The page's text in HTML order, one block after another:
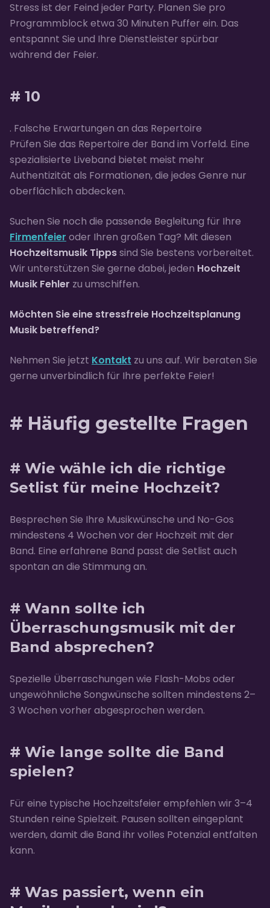
Stress ist der Feind jeder Party. Planen Sie pro
Programmblock etwa 30 Minuten Puffer ein. Das
entspannt Sie und Ihre Dienstleister spürbar
während der Feier.
# 10
. Falsche Erwartungen an das Repertoire
Prüfen Sie das Repertoire der Band im Vorfeld. Eine
spezialisierte Liveband bietet meist mehr
Authentizität als Formationen, die jedes Genre nur
oberflächlich abdecken.
Suchen Sie noch die passende Begleitung für Ihre
Firmenfeier oder Ihren großen Tag? Mit diesen
Hochzeitsmusik Tippssind Sie bestens vorbereitet.
Wir unterstützen Sie gerne dabei, jeden Hochzeit
Musik Fehler zu umschiffen.
Möchten Sie eine stressfreie Hochzeitsplanung
Musik betreffend?
Nehmen Sie jetzt Kontakt zu uns auf. Wir beraten Sie
gerne unverbindlich für Ihre perfekte Feier!
# Häufig gestellte Fragen
# Wie wähle ich die richtige
Setlist für meine Hochzeit?
Besprechen Sie Ihre Musikwünsche und No-Gos
mindestens 4 Wochen vor der Hochzeit mit der
Band. Eine erfahrene Band passt die Setlist auch
spontan an die Stimmung an.
# Wann sollte ich
Überraschungsmusik mit der
Band absprechen?
Spezielle Überraschungen wie Flash-Mobs oder
ungewöhnliche Songwünsche sollten mindestens 2–
3 Wochen vorher abgesprochen werden.
# Wie lange sollte die Band
spielen?
Für eine typische Hochzeitsfeier empfehlen wir 3–4
Stunden reine Spielzeit. Pausen sollten eingeplant
werden, damit die Band ihr volles Potenzial entfalten
kann.
# Was passiert, wenn ein